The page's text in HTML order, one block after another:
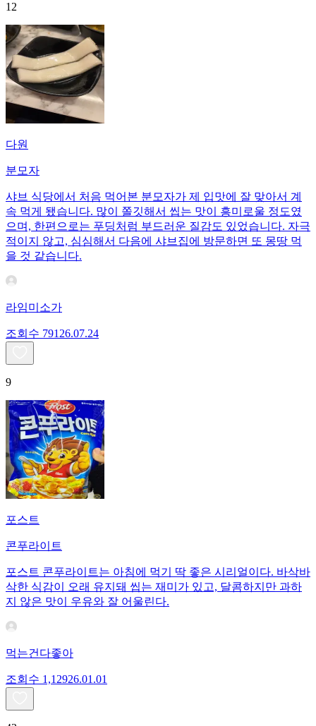
12
다원
분모자
샤브 식당에서 처음 먹어본 분모자가 제 입맛에 잘 맞아서 계
속 먹게 됐습니다. 많이 쫄깃해서 씹는 맛이 흥미로울 정도였
으며, 한편으로는 푸딩처럼 부드러운 질감도 있었습니다. 자극
적이지 않고, 심심해서 다음에 샤브집에 방문하면 또 몽땅 먹
을 것 같습니다.
라임미소가
조회수 791 26.07.24
9
포스트
콘푸라이트
포스트 콘푸라이트는 아침에 먹기 딱 좋은 시리얼이다. 바삭바
삭한 식감이 오래 유지돼 씹는 재미가 있고, 달콤하지만 과하
지 않은 맛이 우유와 잘 어울린다.
먹는건다좋아
조회수 1,12926.01.01